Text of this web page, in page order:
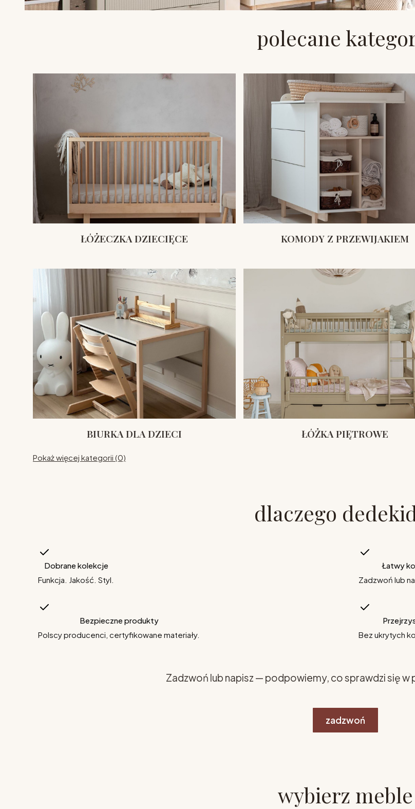
polecane
ŁÓŻECZKA DZIECIĘCE KOMODY Z PRZEWIJAKIEM
BIURKA DLA DZIECI ŁÓŻKA PIĘTROWE
Pokaż więcej kategorii (0)
dlaczego
Dobrane kolekcje
Funkcja. Jakość. Styl.
Łatwy
Zadzwoń lub
Bezpieczne produkty
Polscy producenci, certyfikowane materiały.
Bez ukrytych
Zadzwoń lub napisz — podpowiemy, co sprawdzi się w
zadzwoń
wybierz meble